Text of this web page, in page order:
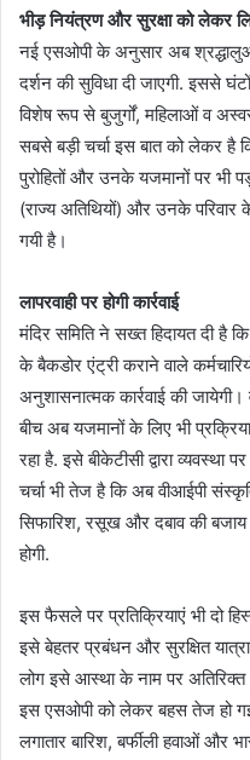
भीड़ नियंत्रण और सुरक्षा को लेकर
नई एसओपी के अनुसार अब
दर्शन की सुविधा दी जाएगी. इससे
विशेष रूप से बुजुर्गों, महिलाओं व
सबसे बड़ी चर्चा इस बात को लेकर है
पुरोहितों और उनके यजमानों पर भी
(राज्य अतिथियों) और उनके
गयी है।
लापरवाही पर होगी कार्रवाई
मंदिर समिति ने सख्त हिदायत दी है
के बैकडोर एंट्री कराने वाले
अनुशासनात्मक कार्रवाई की
बीच अब यजमानों के लिए भी
रहा है. इसे बीकेटीसी द्वारा व्यवस्था
चर्चा भी तेज है कि अब वीआईपी
सिफारिश, रसूख और दबाव की
होगी.
इस फैसले पर प्रतिक्रियाएं भी दो
इसे बेहतर प्रबंधन और सुरक्षित
लोग इसे आस्था के नाम पर अतिरिक्त
इस एसओपी को लेकर बहस तेज हो गई
लगातार बारिश, बर्फीली हवाओं और